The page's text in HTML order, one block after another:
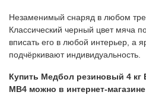
Незаменимый снаряд в любом
Классический черный цвет мяча
вписать его в любой интерьер, а
подчёркивают индивидуальность.
Купить Медбол резиновый 4 кг
MB4 можно в интернет-